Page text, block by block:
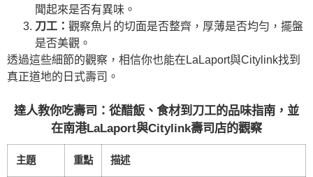
聞起來是否有異味。
刀工： 觀察魚片的切面是否整齊，厚薄是否均勻，擺盤
是否美觀。
透過這些細節的觀察，相信你也能在LaLaport與Citylink找到
真正道地的日式壽司。
達人教你吃壽司：從醋飯、食材到刀工的品味指南，並
在南港LaLaport與Citylink壽司店的觀察
主題 重點 描述